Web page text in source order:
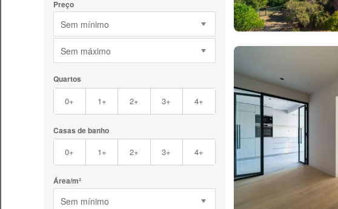
Preço
Sem mínimo
Sem máximo
Quartos
0+ 1+ 2+ 3+ 4+
Casas de banho
0+ 1+ 2+ 3+ 4+
Área/m²
Sem mínimo